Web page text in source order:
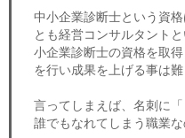
中小企業診断士という資
とも経営コンサルタント
小企業診断士の資格を取
を行い成果を上げる事は
言ってしまえば、名刺に
誰でもなれてしまう職業な